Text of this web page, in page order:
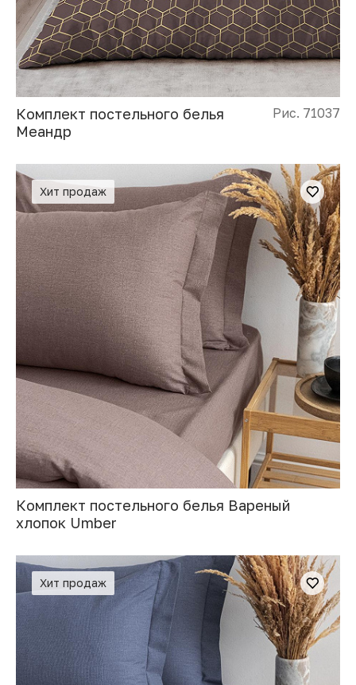
Комплект постельного белья
Меандр
Рис. 71037
Хит продаж
Комплект постельного белья Вареный
хлопок Umber
Хит продаж